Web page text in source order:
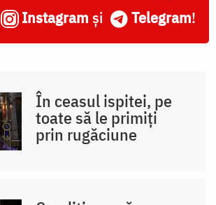
Instagram și Telegram!
În ceasul ispitei, pe
toate să le primiți
prin rugăciune